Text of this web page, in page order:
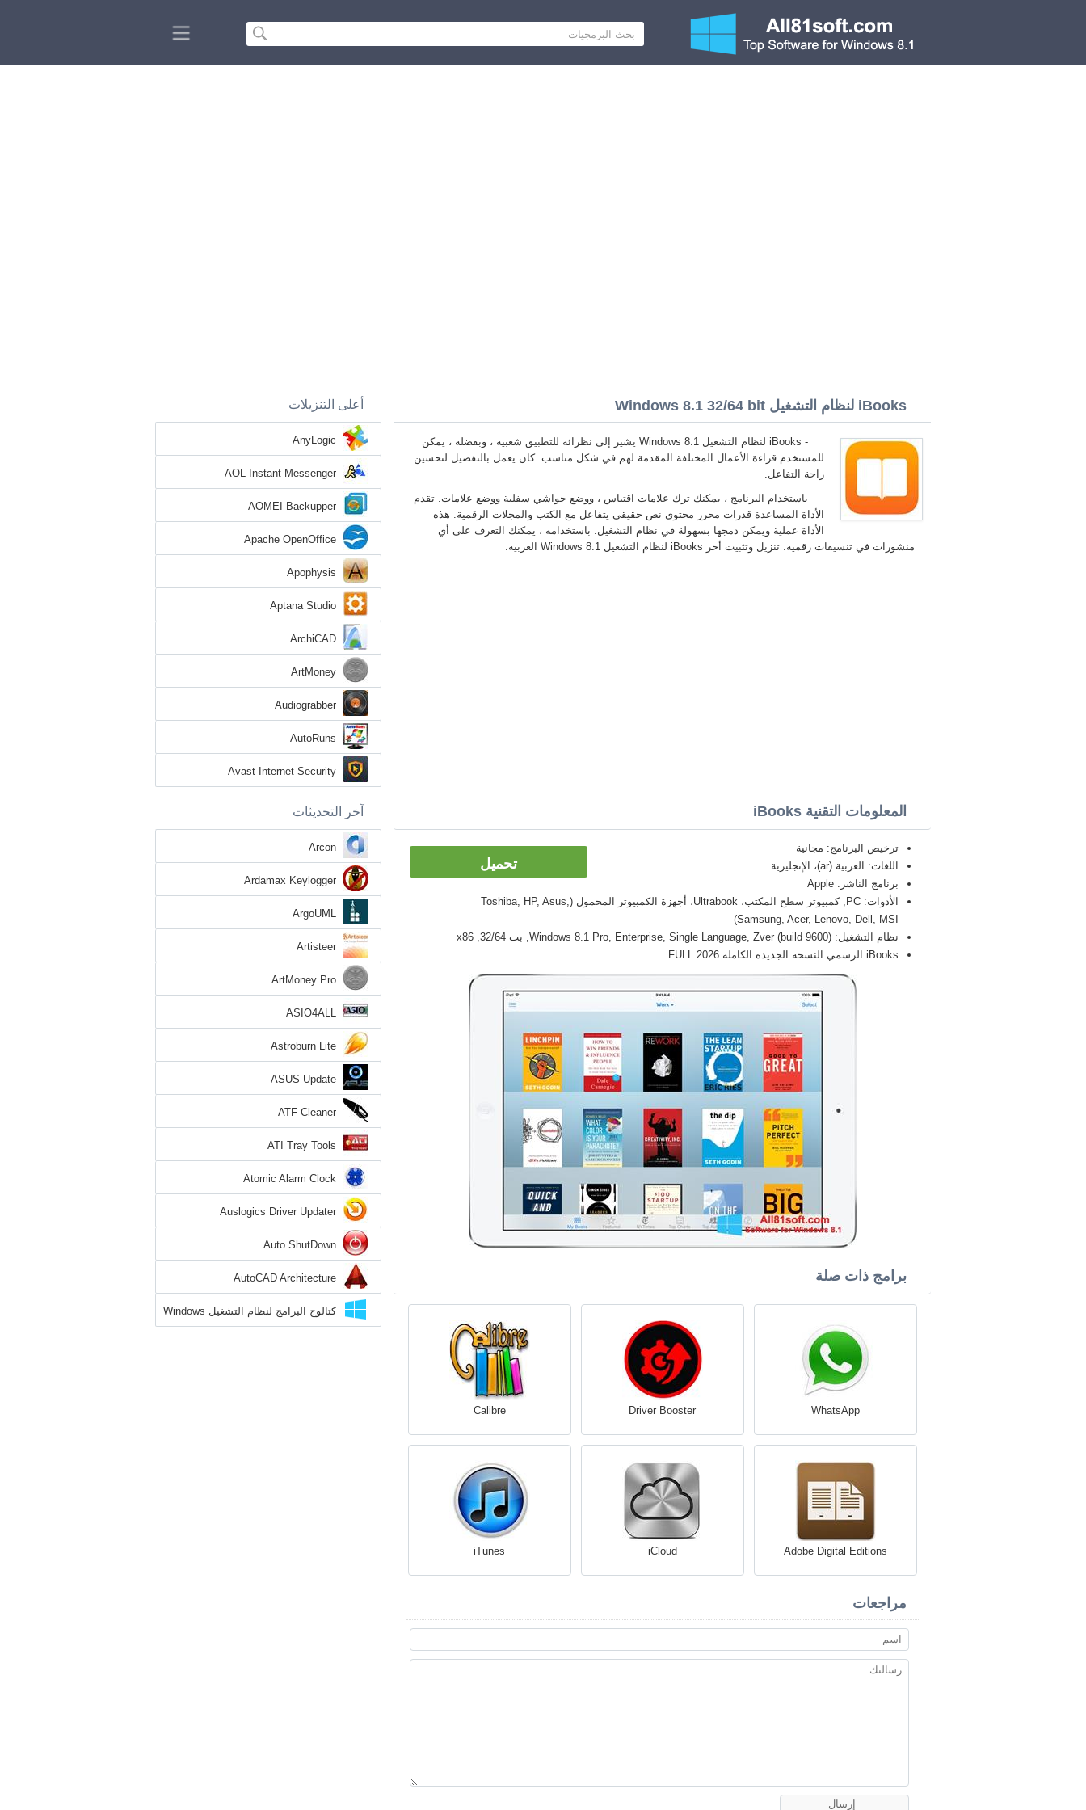
iBooks لنظام التشغيل Windows 8.1 32/64 bit
- iBooks لنظام التشغيل Windows 8.1 يشير إلى نظرائه للتطبيق شعبية ، وبفضله ، يمكن
للمستخدم قراءة الأعمال المختلفة المقدمة لهم في شكل مناسب. كان يعمل بالتفصيل لتحسين
راحة التفاعل.
باستخدام البرنامج ، يمكنك ترك علامات اقتباس ، ووضع حواشي سفلية ووضع علامات. تقدم
الأداة المساعدة قدرات محرر محتوى نص حقيقي يتفاعل مع الكتب والمجلات الرقمية. هذه
الأداة عملية ويمكن دمجها بسهولة في نظام التشغيل. باستخدامه ، يمكنك التعرف على أي
منشورات في تنسيقات رقمية. تنزيل وتثبيت أخر iBooks لنظام التشغيل Windows 8.1 العربية.
المعلومات التقنية iBooks
تحميل
ترخيص البرنامج: مجانية
اللغات: العربية (ar)، الإنجليزية
برنامج الناشر: Apple
الأدوات: PC, كمبيوتر سطح المكتب، Ultrabook، أجهزة الكمبيوتر المحمول (Toshiba, HP, Asus,
Samsung, Acer, Lenovo, Dell, MSI)
نظام التشغيل: Windows 8.1 Pro, Enterprise, Single Language, Zver (build 9600), بت 32/64, x86
iBooks الرسمي النسخة الجديدة الكاملة FULL 2026
برامج ذات صلة
WhatsApp
Driver Booster
Calibre
Adobe Digital Editions
iCloud
iTunes
مراجعات
أعلى التنزيلات
AnyLogic
AOL Instant Messenger
AOMEI Backupper
Apache OpenOffice
Apophysis
Aptana Studio
ArchiCAD
ArtMoney
Audiograbber
AutoRuns
Avast Internet Security
آخر التحديثات
Arcon
Ardamax Keylogger
ArgoUML
Artisteer
ArtMoney Pro
ASIO4ALL
Astroburn Lite
ASUS Update
ATF Cleaner
ATI Tray Tools
Atomic Alarm Clock
Auslogics Driver Updater
Auto ShutDown
AutoCAD Architecture
كتالوج البرامج لنظام التشغيل Windows
8.1